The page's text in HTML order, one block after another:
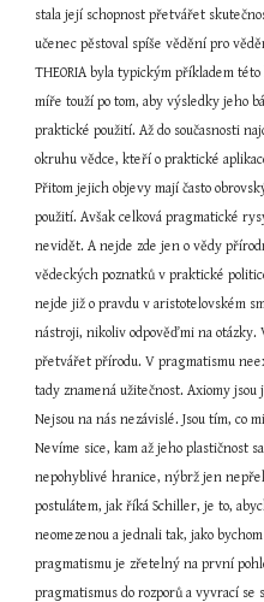
stala její schopnost přetvářet
učenec pěstoval spíše vědění pro
THEORIA byla typickým příkladem
míře touží po tom, aby výsledky jeho
praktické použití. Až do současnosti
okruhu vědce, kteří o praktické
Přitom jejich objevy mají často
použití. Avšak celková pragmatické
nevidět. A nejde zde jen o vědy
vědeckých poznatků v praktické
nejde již o pravdu v aristotelovském
nástroji, nikoliv odpověďmi na otázky.
přetvářet přírodu. V pragmatismu
tady znamená užitečnost. Axiomy jsou
Nejsou na nás nezávislé. Jsou tím, co
Nevíme sice, kam až jeho plastičnost
nepohyblivé hranice, nýbrž jen
postulátem, jak říká Schiller, je to,
neomezenou a jednali tak, jako
pragmatismu je zřetelný na první
pragmatismus do rozporů a vyvrací se